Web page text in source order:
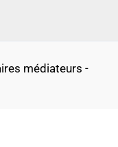
médiateurs -